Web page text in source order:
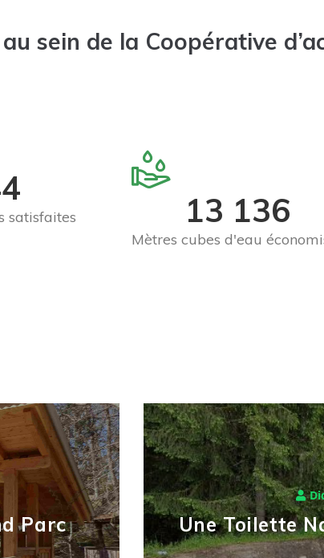
sein de la Coopérative
satisfaites
Mètres cubes d'eau
13 136
Parc
Une Toilette